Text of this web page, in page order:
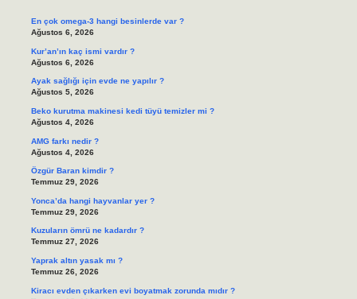
En çok omega-3 hangi besinlerde var ?
Ağustos 6, 2026
Kur’an’ın kaç ismi vardır ?
Ağustos 6, 2026
Ayak sağlığı için evde ne yapılır ?
Ağustos 5, 2026
Beko kurutma makinesi kedi tüyü temizler mi ?
Ağustos 4, 2026
AMG farkı nedir ?
Ağustos 4, 2026
Özgür Baran kimdir ?
Temmuz 29, 2026
Yonca’da hangi hayvanlar yer ?
Temmuz 29, 2026
Kuzuların ömrü ne kadardır ?
Temmuz 27, 2026
Yaprak altın yasak mı ?
Temmuz 26, 2026
Kiracı evden çıkarken evi boyatmak zorunda mıdır ?